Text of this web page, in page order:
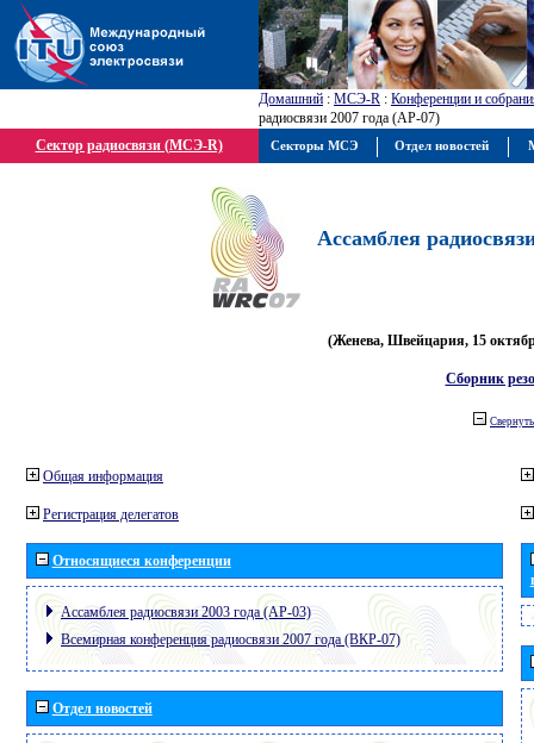
Домашний : МСЭ-R : Конференции и
радиосвязи 2007 года (АР-07)
Сектор радиосвязи (МСЭ-R)
Ассамблея
(Женева, Швейцария, 15
Сборник
Свернуть
Общая информация
Регистрация делегатов
Относящиеся конференции
Ассамблея радиосвязи 2003 года (АР-03)
Всемирная конференция радиосвязи 2007 года (ВКР-07)
Отдел новостей
Секторы МСЭ Отдел новостей